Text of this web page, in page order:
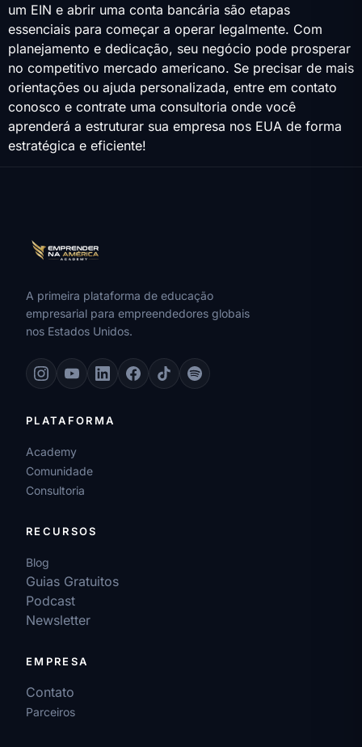
um EIN e abrir uma conta bancária são etapas
essenciais para começar a operar legalmente. Com
planejamento e dedicação, seu negócio pode prosperar
no competitivo mercado americano. Se precisar de mais
orientações ou ajuda personalizada, entre em contato
conosco e contrate uma consultoria onde você
aprenderá a estruturar sua empresa nos EUA de forma
estratégica e eficiente!
A primeira plataforma de educação
empresarial para empreendedores globais
nos Estados Unidos.
PLATAFORMA
Academy
Comunidade
Consultoria
RECURSOS
Blog
Guias Gratuitos
Podcast
Newsletter
EMPRESA
Contato
Parceiros